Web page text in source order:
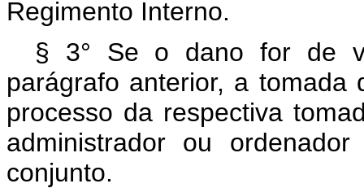
Regimento Interno.
§ 3° Se o dano for de
parágrafo anterior, a tomada
processo da respectiva
administrador ou
conjunto.